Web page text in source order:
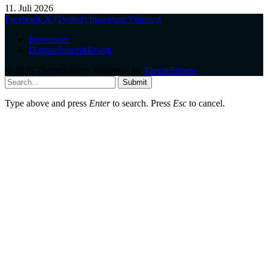
11. Juli 2026
Facebook X (Twitter) Instagram Pinterest
Impressum
Datenschutzerklärung
ThemeSphere
Submit
Type above and press Enterto search. Press Esc to cancel.